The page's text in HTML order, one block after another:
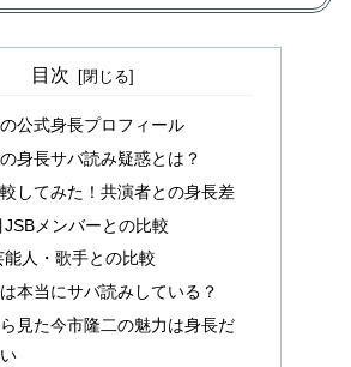
目次
公式身長プロフィール
身長サバ読み疑惑とは？
してみた！共演者との身長差
JSBメンバーとの比較
能人・歌手との比較
本当にサバ読みしている？
見た今市隆二の魅力は身長だ